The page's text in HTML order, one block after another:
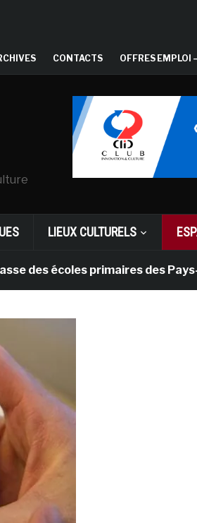
CONTACTS OFFRES EMPLOI
LIEUX CULTURELS
primaires des Pays-bas